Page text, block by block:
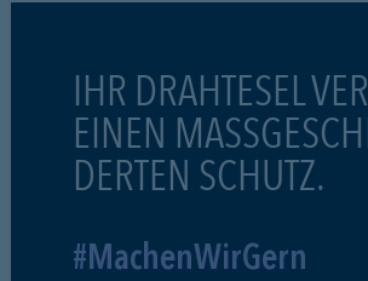
IHR DRAHTESEL
EINEN
DERTEN SCHUTZ.
#MachenWirGern